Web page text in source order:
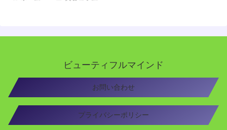
ビューティフルマインド
お問い合わせ
プライバシーポリシー